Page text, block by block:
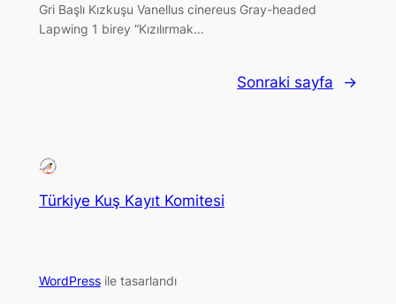
Gri Başlı Kızkuşu Vanellus cinereus Gray-headed
Lapwing 1 birey “Kızılırmak…
Sonraki sayfa →
Türkiye Kuş Kayıt Komitesi
WordPressile tasarlandı